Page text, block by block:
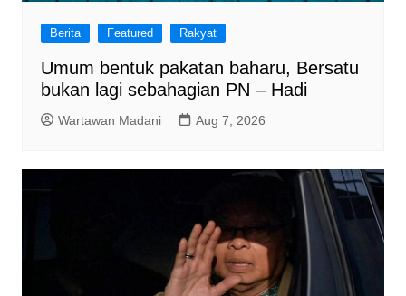
Berita Featured Rakyat
Umum bentuk pakatan baharu, Bersatu
bukan lagi sebahagian PN – Hadi
Wartawan Madani Aug 7, 2026